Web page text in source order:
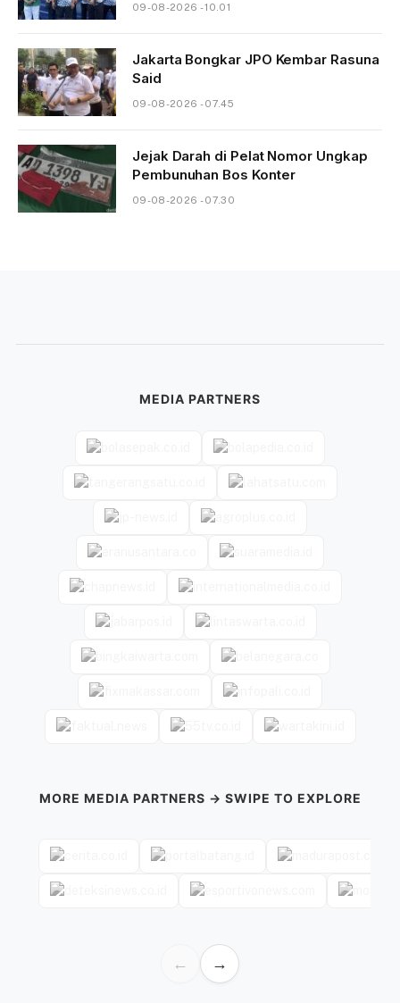
09-08-2026 - 10.01
Jakarta Bongkar JPO Kembar Rasuna
Said
09-08-2026 - 07.45
Jejak Darah di Pelat Nomor Ungkap
Pembunuhan Bos Konter
09-08-2026 - 07.30
MEDIA PARTNERS
MORE MEDIA PARTNERS → SWIPE TO EXPLORE
← →